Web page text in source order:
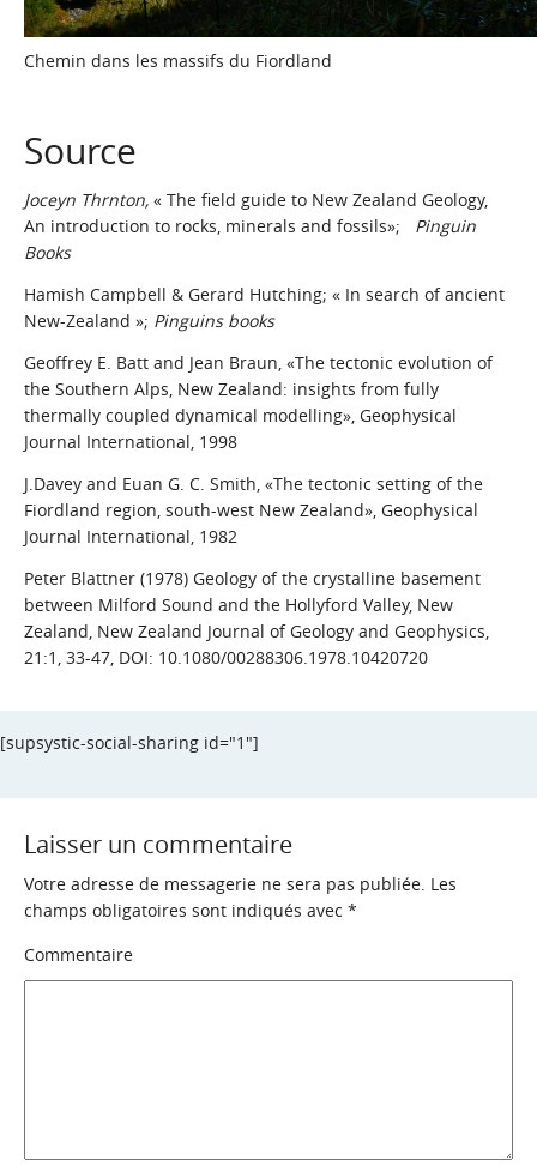
Chemin dans les massifs du Fiordland
Source
Joceyn Thrnton, « The field guide to New Zealand Geology,
An introduction to rocks, minerals and fossils»;
Pinguin
Books
Hamish Campbell & Gerard Hutching; « In search of ancient
New-Zealand »; Pinguins books
Geoffrey E. Batt and Jean Braun, «The tectonic evolution of
the Southern Alps, New Zealand: insights from fully
thermally coupled dynamical modelling», Geophysical
Journal International, 1998
J.Davey and Euan G. C. Smith, «The tectonic setting of the
Fiordland region, south-west New Zealand», Geophysical
Journal International, 1982
Peter Blattner (1978) Geology of the crystalline basement
between Milford Sound and the Hollyford Valley, New
Zealand, New Zealand Journal of Geology and Geophysics,
21:1, 33-47, DOI: 10.1080/00288306.1978.10420720
[supsystic-social-sharing id="1"]
Laisser un commentaire
Votre adresse de messagerie ne sera pas publiée. Les
champs obligatoires sont indiqués avec *
Commentaire